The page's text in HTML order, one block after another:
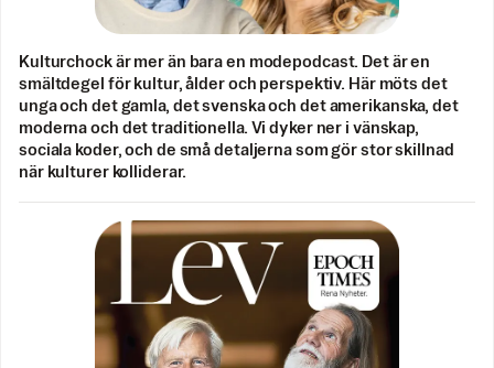
Kulturchock är mer än bara en modepodcast. Det är en
smältdegel för kultur, ålder och perspektiv. Här möts det
unga och det gamla, det svenska och det amerikanska, det
moderna och det traditionella. Vi dyker ner i vänskap,
sociala koder, och de små detaljerna som gör stor skillnad
när kulturer kolliderar.